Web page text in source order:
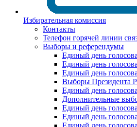
Избирательная комиссия
Контакты
Телефон горячей линии
Выборы и референдумы
Единый день
Единый день
Единый день
Выборы Президента
Единый день
Дополнительные
Единый день
Единый день
Единый день